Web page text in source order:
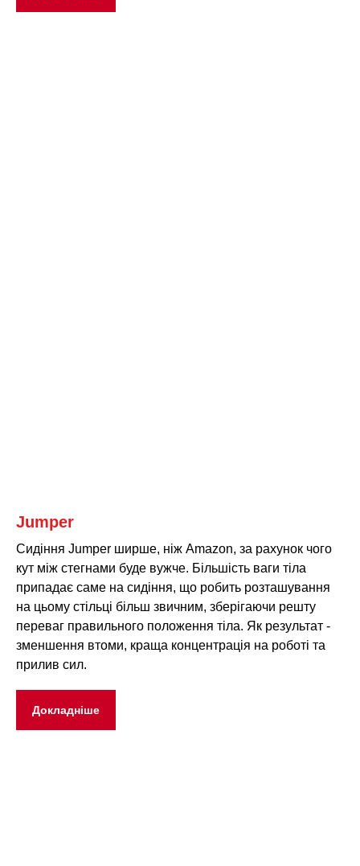
Jumper
Сидіння Jumper ширше, ніж Amazon, за рахунок чого
кут між стегнами буде вужче. Більшість ваги тіла
припадає саме на сидіння, що робить розташування
на цьому стільці більш звичним, зберігаючи решту
переваг правильного положення тіла. Як результат -
зменшення втоми, краща концентрація на роботі та
прилив сил.
Докладніше